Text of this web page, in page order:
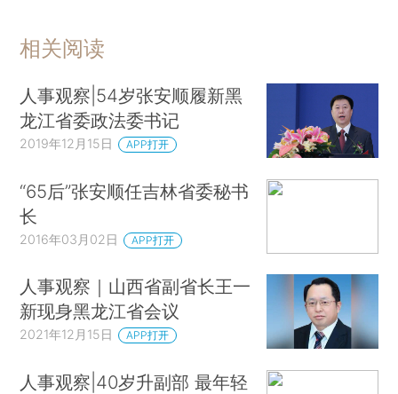
相关阅读
人事观察|54岁张安顺履新黑
龙江省委政法委书记
2019年12月15日 APP打开
“65后”张安顺任吉林省委秘书
长
2016年03月02日 APP打开
人事观察｜山西省副省长王一
新现身黑龙江省会议
2021年12月15日 APP打开
人事观察|40岁升副部 最年轻